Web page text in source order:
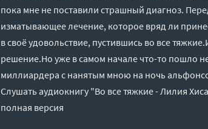
пока мне не поставили страшный диагноз.
изматывающее лечение, которое вряд ли
в своё удовольствие, пустившись во все
решение.Но уже в самом начале что-то пошло
миллиардера с нанятым мною на ночь
Слушать аудиокнигу "Во все тяжкие - Лилия
полная версия